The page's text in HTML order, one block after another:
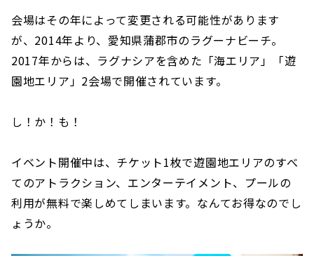
会場はその年によって変更される可能性があります
が、2014年より、愛知県蒲郡市のラグーナビーチ。
2017年からは、ラグナシアを含めた「海エリア」「遊
園地エリア」2会場で開催されています。
し！か！も！
イベント開催中は、チケット1枚で遊園地エリアのすべ
てのアトラクション、エンターテイメント、プールの
利用が無料で楽しめてしまいます。なんてお得なのでし
ょうか。